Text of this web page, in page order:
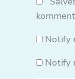
Notify
Notify